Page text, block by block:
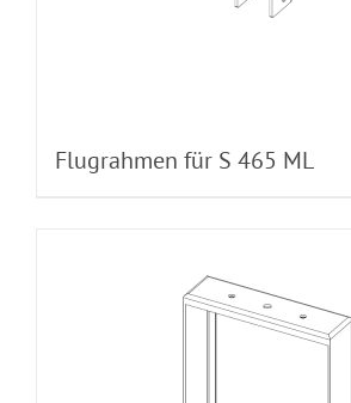
Flugrahmen für S 465 ML